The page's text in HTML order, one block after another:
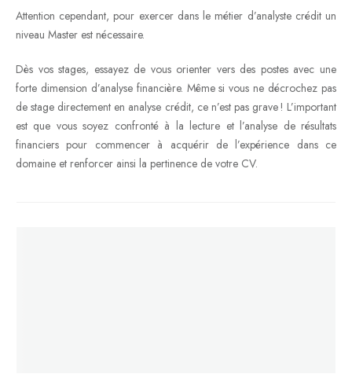
Attention cependant, pour exercer dans le métier d’analyste crédit un
niveau Master est nécessaire.
Dès vos stages, essayez de vous orienter vers des postes avec une
forte dimension d’analyse financière. Même si vous ne décrochez pas
de stage directement en analyse crédit, ce n’est pas grave ! L’important
est que vous soyez confronté à la lecture et l’analyse de résultats
financiers pour commencer à acquérir de l’expérience dans ce
domaine et renforcer ainsi la pertinence de votre CV.